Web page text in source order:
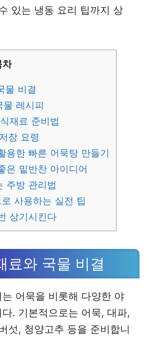
있는 냉동 요리 팁까지 상
차
물 비결
물 레시피
재료 준비법
장 요령
용한 빠른 어묵탕 만들기
은 밑반찬 아이디어
주방 관리법
사용하는 실전 팁
상기시킨다
료와 국물 비결
어묵을 비롯해 다양한 야
. 기본적으로는 어묵, 대파,
섯, 청양고추 등을 준비합니